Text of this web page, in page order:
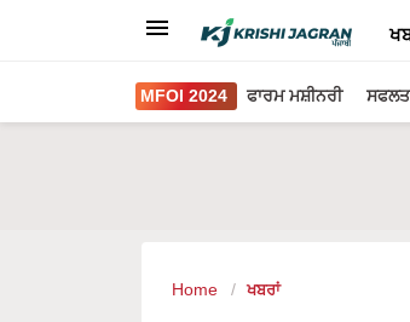
MFOI 2024 ਫਾਰਮ ਮਸ਼ੀਨਰੀ
Home ਖਬਰਾਂ